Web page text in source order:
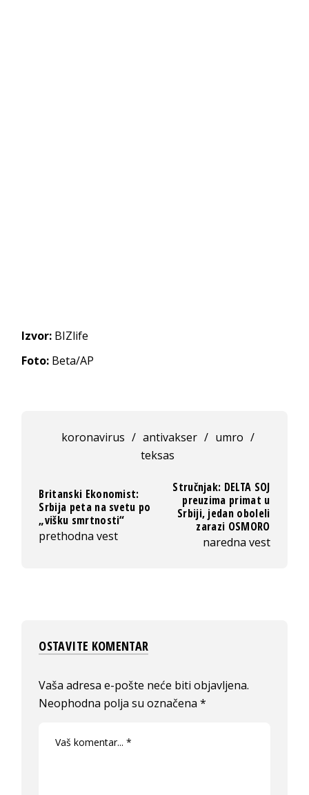
Izvor: BIZlife
Foto: Beta/AP
koronavirus / antivakser / umro /
teksas
Britanski Ekonomist:
Srbija peta na svetu po
„višku smrtnosti“
prethodna vest
Stručnjak: DELTA SOJ
preuzima primat u
Srbiji, jedan oboleli
zarazi OSMORO
naredna vest
OSTAVITE KOMENTAR
Vaša adresa e-pošte neće biti objavljena.
Neophodna polja su označena*